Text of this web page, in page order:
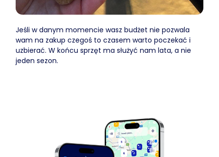
Jeśli w danym momencie wasz budżet nie pozwala
wam na zakup czegoś to czasem warto poczekać i
uzbierać. W końcu sprzęt ma służyć nam lata, a nie
jeden sezon.